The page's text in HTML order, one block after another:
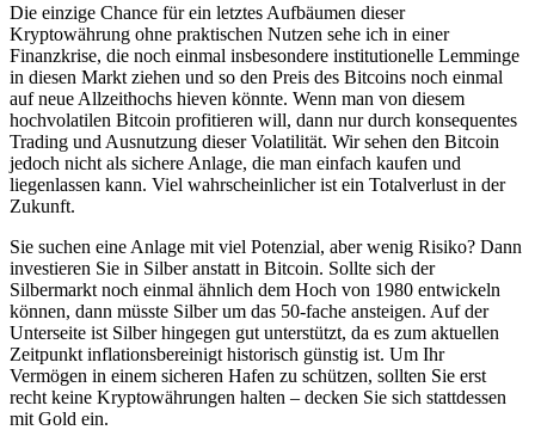
Die einzige Chance für ein letztes Aufbäumen dieser
Kryptowährung ohne praktischen Nutzen sehe ich in einer
Finanzkrise, die noch einmal insbesondere institutionelle Lemminge
in diesen Markt ziehen und so den Preis des Bitcoins noch einmal
auf neue Allzeithochs hieven könnte. Wenn man von diesem
hochvolatilen Bitcoin profitieren will, dann nur durch konsequentes
Trading und Ausnutzung dieser Volatilität. Wir sehen den Bitcoin
jedoch nicht als sichere Anlage, die man einfach kaufen und
liegenlassen kann. Viel wahrscheinlicher ist ein Totalverlust in der
Zukunft.
Sie suchen eine Anlage mit viel Potenzial, aber wenig Risiko? Dann
investieren Sie in Silber anstatt in Bitcoin. Sollte sich der
Silbermarkt noch einmal ähnlich dem Hoch von 1980 entwickeln
können, dann müsste Silber um das 50-fache ansteigen. Auf der
Unterseite ist Silber hingegen gut unterstützt, da es zum aktuellen
Zeitpunkt inflationsbereinigt historisch günstig ist. Um Ihr
Vermögen in einem sicheren Hafen zu schützen, sollten Sie erst
recht keine Kryptowährungen halten – decken Sie sich stattdessen
mit Gold ein.